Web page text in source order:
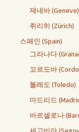
제네바 (Geneve)
취리히 (Zürich)
스페인 (Spain)
그라나다
꼬르도바
똘레도 (Toledo)
마드리드
바르셀로나